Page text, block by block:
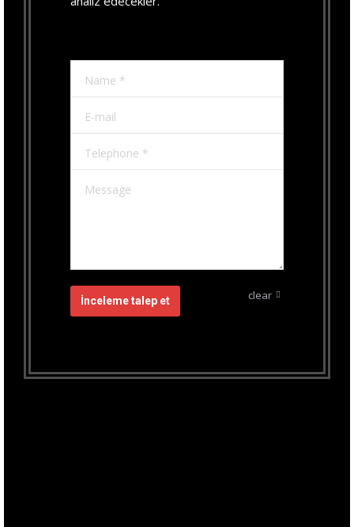
Name *
E-mail
Telephone *
Message
İnceleme talep et clear